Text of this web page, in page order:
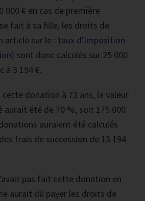
€ en cas de première
fait à sa fille, les droits de
article sur le : taux d’imposition
) sont donc calculés sur 25 000
à 3 194 €.
donation à 73 ans, la valeur
aurait été de 70 %, soit 175 000
auraient été calculés
frais de succession de 13 194
pas fait cette donation en
aurait dû payer les droits de